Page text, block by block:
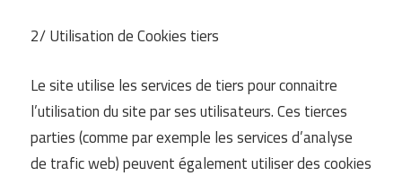
2/ Utilisation de Cookies tiers
Le site utilise les services de tiers pour connaitre
l’utilisation du site par ses utilisateurs. Ces tierces
parties (comme par exemple les services d’analyse
de trafic web) peuvent également utiliser des cookies